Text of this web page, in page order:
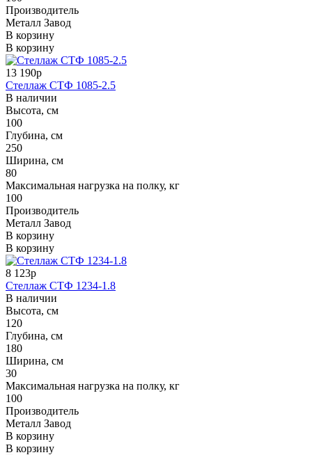
Производитель
Металл Завод
В корзину
В корзину
13 190р
Стеллаж СТФ 1085-2.5
В наличии
Высота, см
100
Глубина, см
250
Ширина, см
80
Максимальная нагрузка на полку, кг
100
Производитель
Металл Завод
В корзину
В корзину
8 123р
Стеллаж СТФ 1234-1.8
В наличии
Высота, см
120
Глубина, см
180
Ширина, см
30
Максимальная нагрузка на полку, кг
100
Производитель
Металл Завод
В корзину
В корзину